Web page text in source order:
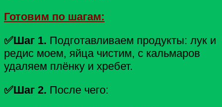
Готовим по шагам:
✅Шаг 1. Подготавливаем продукты: лук и
редис моем, яйца чистим, с кальмаров
удаляем плёнку и хребет.
✅Шаг 2. После чего: